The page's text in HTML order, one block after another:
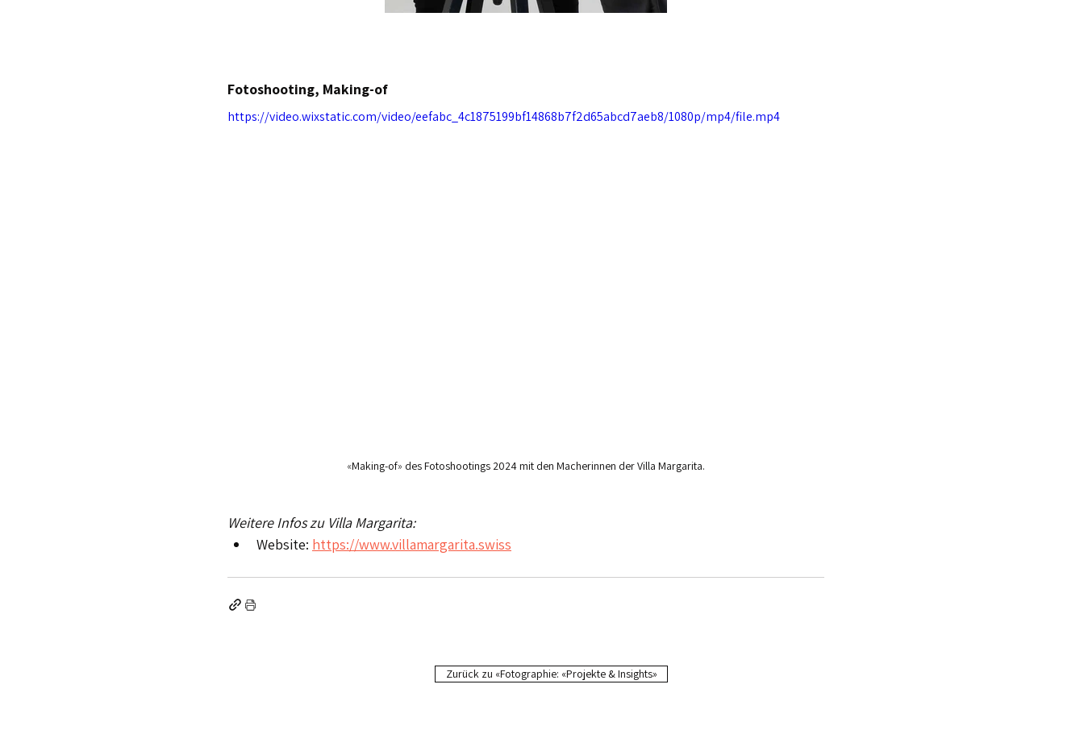
Fotoshooting, Making-of
https://video.wixstatic.com/video/eefabc_4c1875199bf14868b7f2d65abcd7aeb8/1080p/mp4/file.mp4
«Making-of» des Fotoshootings 2024 mit den Macherinnen der Villa Margarita.
Weitere Infos zu Villa Margarita:
Website: https://www.villamargarita.swiss
Zurück zu «Fotographie: «Projekte & Insights»